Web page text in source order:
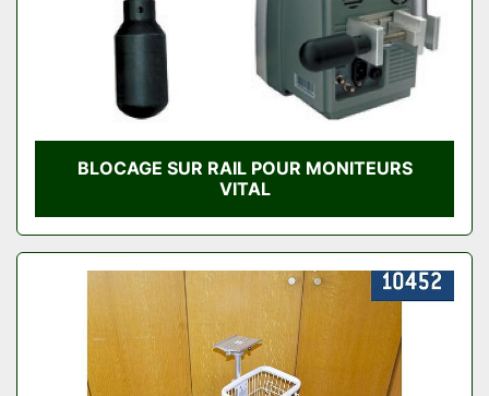
BLOCAGE SUR RAIL POUR MONITEURS
VITAL